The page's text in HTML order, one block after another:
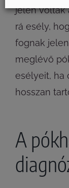
jelen voltak
rá esély,
fognak
meglévő
esélyeit, ha
hosszan
A